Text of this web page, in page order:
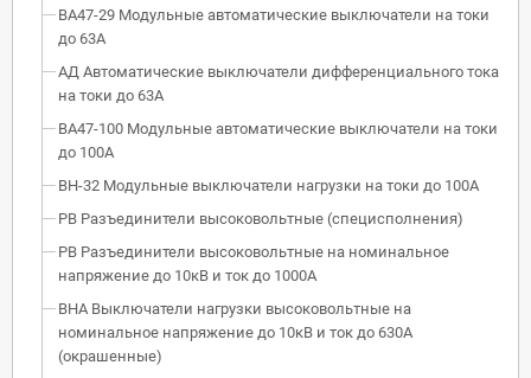
ВА47-29 Модульные автоматические выключатели на токи
до 63А
АД Автоматические выключатели дифференциального тока
на токи до 63А
ВА47-100 Модульные автоматические выключатели на токи
до 100А
ВН-32 Модульные выключатели нагрузки на токи до 100А
РВ Разъединители высоковольтные (специсполнения)
РВ Разъединители высоковольтные на номинальное
напряжение до 10кВ и ток до 1000А
ВНА Выключатели нагрузки высоковольтные на
номинальное напряжение до 10кВ и ток до 630А
(окрашенные)